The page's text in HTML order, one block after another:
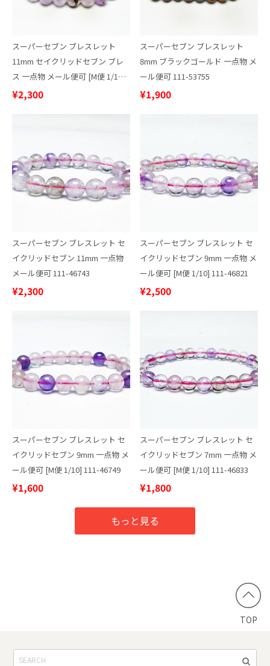
スーパーセブン ブレスレット
11mm セイクリッドセブン ブレ
ス 一点物 メール便可 [M便 1/10]
111-43703
¥2,300
スーパーセブン ブレスレット
8mm ブラックゴールド 一点物 メ
ール便可 111-53755
¥1,900
スーパーセブン ブレスレット セ
イクリッドセブン 11mm 一点物
メール便可 111-46743
¥2,300
スーパーセブン ブレスレット セ
イクリッドセブン 9mm 一点物 メ
ール便可 [M便 1/10] 111-46821
¥2,500
スーパーセブン ブレスレット セ
イクリッドセブン 9mm 一点物 メ
ール便可 [M便 1/10] 111-46749
¥1,600
スーパーセブン ブレスレット セ
イクリッドセブン 7mm 一点物 メ
ール便可 [M便 1/10] 111-46833
¥1,800
もっと見る
TOP